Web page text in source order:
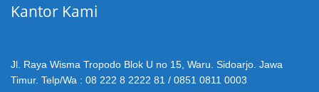
Kantor Kami
Jl. Raya Wisma Tropodo Blok U no 15, Waru. Sidoarjo. Jawa
Timur. Telp/Wa : 08 222 8 2222 81 / 0851 0811 0003